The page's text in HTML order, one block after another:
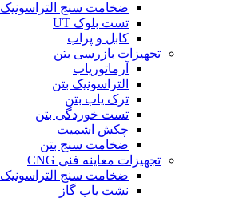
ضخامت سنج التراسونیک
تست بلوک UT
کابل و پراب
تجهیزات بازرسی بتن
آرماتوریاب
التراسونیک بتن
ترک یاب بتن
تست خوردگی بتن
چکش اشمیت
ضخامت سنج بتن
تجهیزات معاینه فنی CNG
ضخامت سنج التراسونیک
نشت یاب گاز